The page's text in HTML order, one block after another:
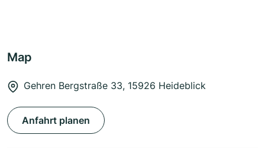
Map
Gehren Bergstraße 33, 15926 Heideblick
Anfahrt planen